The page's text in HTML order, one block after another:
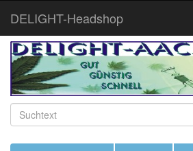
DELIGHT-Headshop